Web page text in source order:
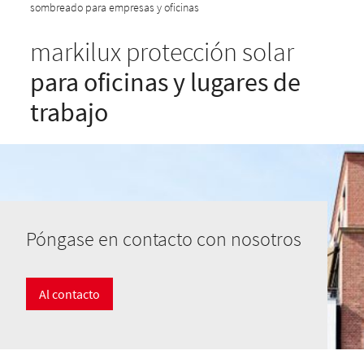
sombreado para empresas y oficinas
markilux protección solar
para oficinas y lugares de
trabajo
Póngase en contacto con nosotros
Al contacto